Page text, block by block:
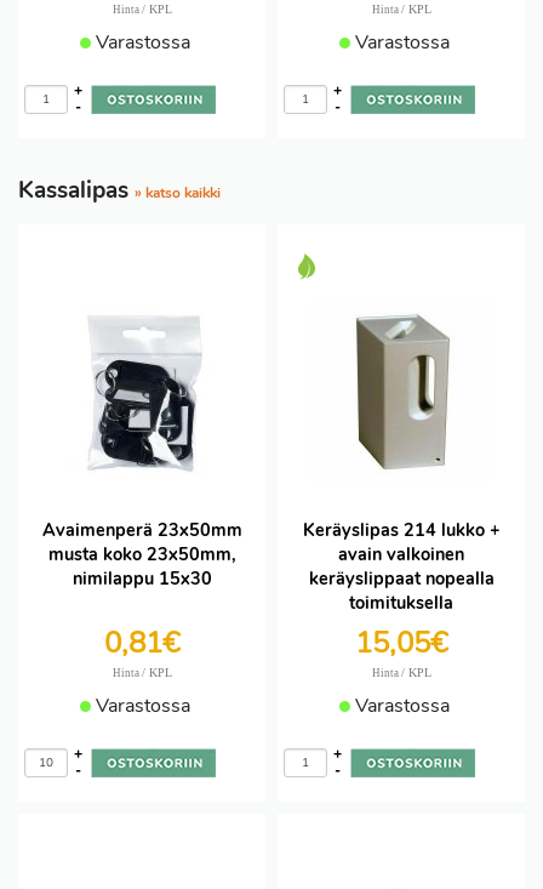
Hinta / KPL
Varastossa
-
+
Hinta / KPL
Varastossa
-
+
Kassalipas » katso kaikki
Avaimenperä 23x50mm
musta koko 23x50mm,
nimilappu 15x30
0,81€
Hinta / KPL
Varastossa
-
+
Keräyslipas 214 lukko +
avain valkoinen
keräyslippaat nopealla
toimituksella
15,05€
Hinta / KPL
Varastossa
-
+